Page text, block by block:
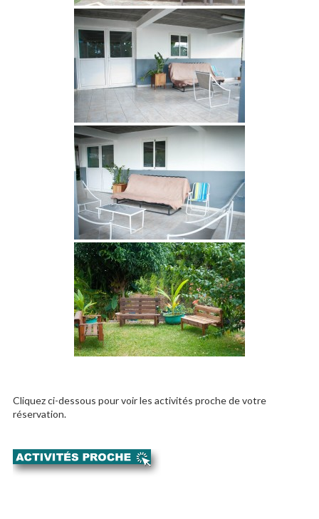
Cliquez ci-dessous pour voir les activités proche de votre
réservation.